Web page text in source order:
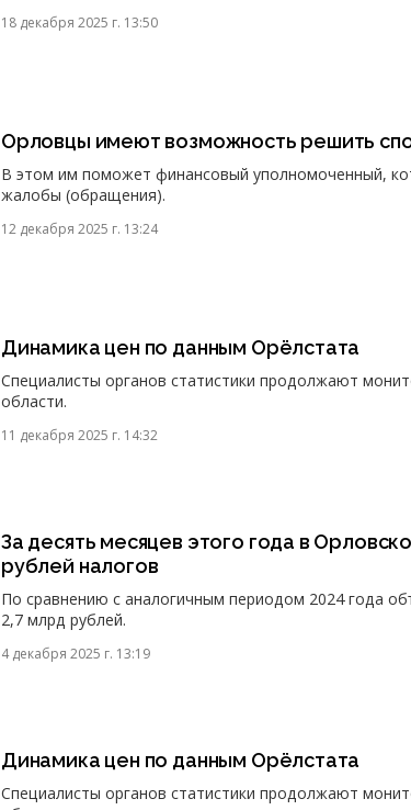
18 декабря 2025 г. 13:50
Орловцы имеют возможность решить
В этом им поможет финансовый уполномоченный,
жалобы (обращения).
12 декабря 2025 г. 13:24
Динамика цен по данным Орёлстата
Специалисты органов статистики продолжают
области.
11 декабря 2025 г. 14:32
За десять месяцев этого года в
рублей налогов
По сравнению с аналогичным периодом 2024 года
2,7 млрд рублей.
4 декабря 2025 г. 13:19
Динамика цен по данным Орёлстата
Специалисты органов статистики продолжают